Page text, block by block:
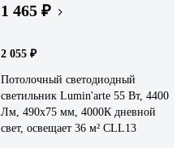
1 465 ₽
2 055 ₽
Потолочный светодиодный
светильник Lumin'arte 55 Вт, 4400
Лм, 490x75 мм, 4000К дневной
свет, освещает 36 м² CLL13